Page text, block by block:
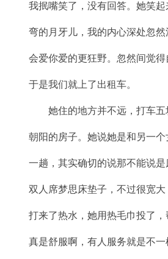
我抿嘴笑了，没有回答。她笑
弯的月牙儿，我的内心深处忽
会爱你爱的更狂野。忽然间觉
于是我们就上了出租车。
她住的地方并不远，打车五
朝阳的房子。她说她是和另一
一趟，其实确切的说那不能说
双人席梦思床垫子，不过很宽
打来了热水，她用热毛巾投了
真是舒服啊，有人服务就是不